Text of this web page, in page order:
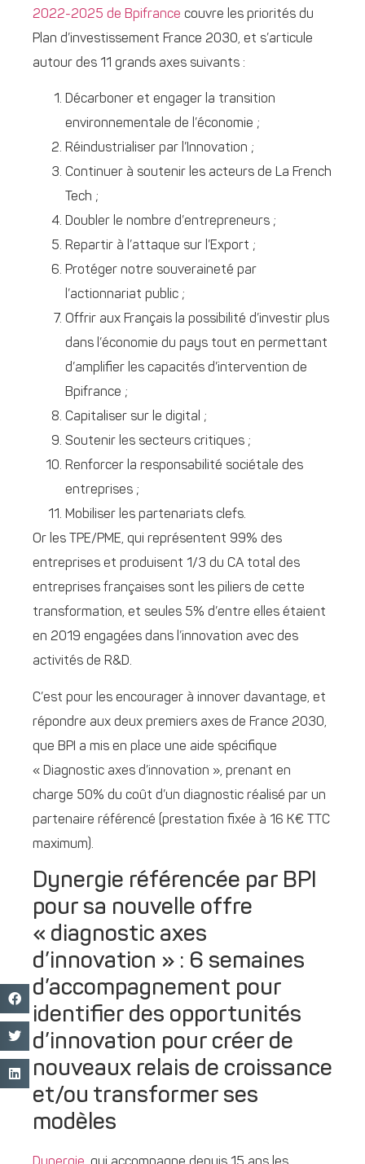
2022-2025 de Bpifrance couvre les priorités du
Plan d’investissement France 2030, et s’articule
autour des 11 grands axes suivants :
Décarboner et engager la transition
environnementale de l’économie ;
Réindustrialiser par l’Innovation ;
Continuer à soutenir les acteurs de La French
Tech ;
Doubler le nombre d’entrepreneurs ;
Repartir à l’attaque sur l’Export ;
Protéger notre souveraineté par
l’actionnariat public ;
Offrir aux Français la possibilité d’investir plus
dans l’économie du pays tout en permettant
d’amplifier les capacités d’intervention de
Bpifrance ;
Capitaliser sur le digital ;
Soutenir les secteurs critiques ;
Renforcer la responsabilité sociétale des
entreprises ;
Mobiliser les partenariats clefs.
Or les TPE/PME, qui représentent 99% des
entreprises et produisent 1/3 du CA total des
entreprises françaises sont les piliers de cette
transformation, et seules 5% d’entre elles étaient
en 2019 engagées dans l’innovation avec des
activités de R&D.
C’est pour les encourager à innover davantage, et
répondre aux deux premiers axes de France 2030,
que BPI a mis en place une aide spécifique
« Diagnostic axes d’innovation », prenant en
charge 50% du coût d’un diagnostic réalisé par un
partenaire référencé (prestation fixée à 16 K€ TTC
maximum).
Dynergie référencée par BPI
pour sa nouvelle offre
« diagnostic axes
d’innovation » : 6 semaines
d’accompagnement pour
identifier des opportunités
d’innovation pour créer de
nouveaux relais de croissance
et/ou transformer ses
modèles